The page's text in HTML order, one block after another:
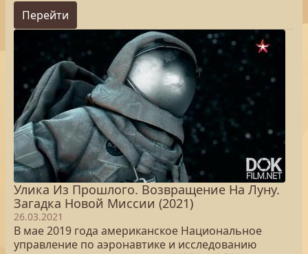
Перейти
Улика Из Прошлого. Возвращение На Луну.
Загадка Новой Миссии (2021)
26.03.2021
В мае 2019 года американское Национальное
управление по аэронавтике и исследованию